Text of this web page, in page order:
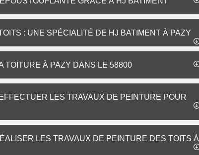
: UNE SPÉCIALITÉ DE HJ BATIMENT À PAZY
TOITURE À PAZY DANS LE 58800
LES TRAVAUX DE PEINTURE POUR
LES TRAVAUX DE PEINTURE DES TOITS À